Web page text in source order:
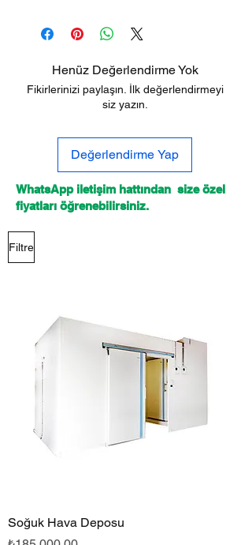
Henüz Değerlendirme Yok
Fikirlerinizi paylaşın. İlk değerlendirmeyi
siz yazın.
Değerlendirme Yap
WhatsApp iletişim hattından size özel
fiyatları öğrenebilirsiniz.
Filtre
Soğuk Hava Deposu